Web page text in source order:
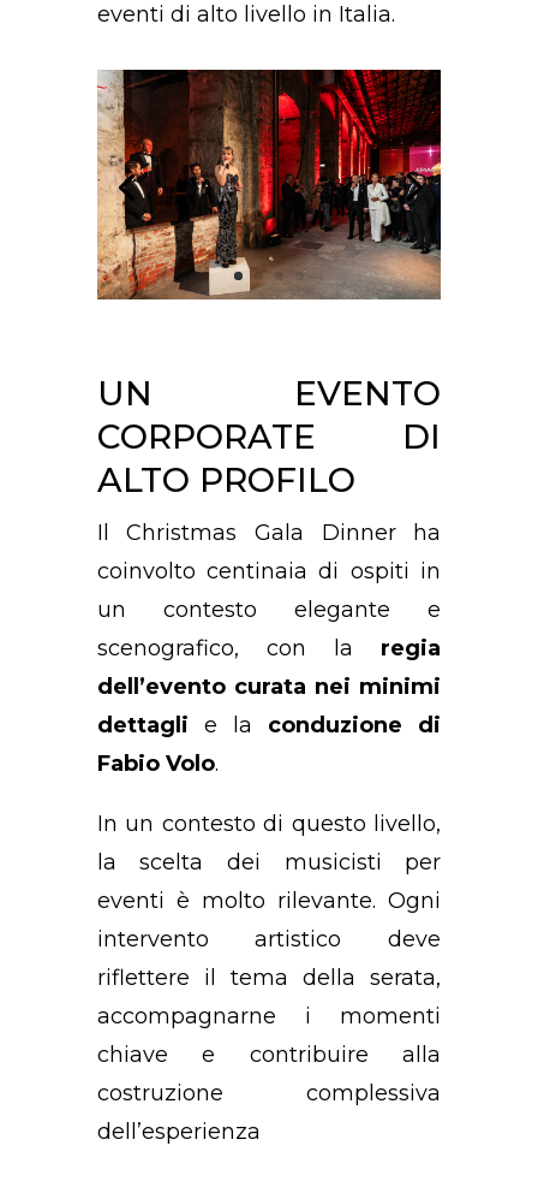
eventi di alto livello in Italia.
UN EVENTO
CORPORATE DI
ALTO PROFILO
Il Christmas Gala Dinner ha
coinvolto centinaia di ospiti in
un contesto elegante e
scenografico, con la regia
dell’evento curata nei minimi
dettagli e la conduzione di
Fabio Volo.
In un contesto di questo livello,
la scelta dei musicisti per
eventi è molto rilevante. Ogni
intervento artistico deve
riflettere il tema della serata,
accompagnarne i momenti
chiave e contribuire alla
costruzione complessiva
dell’esperienza